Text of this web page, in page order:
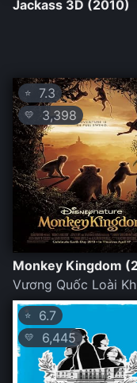
Jackass 3D (2010)
⭐ 7.3
💛 3,398
Monkey Kingdom
Vương Quốc Loài
⭐ 6.7
💛 6,445